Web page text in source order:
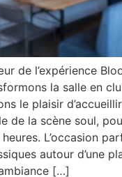
de l’expérience
la salle en
le plaisir
de la scène soul,
L’occasion
autour d’une
[…]